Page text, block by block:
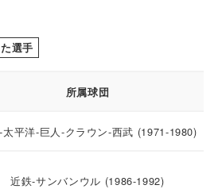
選手
所属球団
太平洋-巨人-クラウン-西武 (1971-1980)
近鉄-サンバンウル (1986-1992)